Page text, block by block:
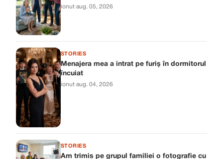
ionut·aug. 05, 2026
STORIES
Menajera mea a intrat pe furiș în dormitorul
încuiat
ionut·aug. 04, 2026
STORIES
Am trimis pe grupul familiei o fotografie cu